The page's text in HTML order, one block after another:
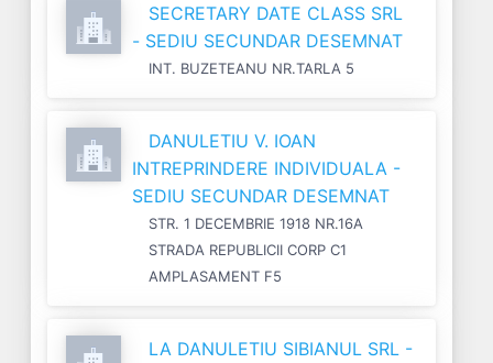
SECRETARY DATE CLASS SRL
- SEDIU SECUNDAR DESEMNAT
INT. BUZETEANU NR.TARLA 5
DANULETIU V. IOAN
INTREPRINDERE INDIVIDUALA -
SEDIU SECUNDAR DESEMNAT
STR. 1 DECEMBRIE 1918 NR.16A
STRADA REPUBLICII CORP C1
AMPLASAMENT F5
LA DANULETIU SIBIANUL SRL -